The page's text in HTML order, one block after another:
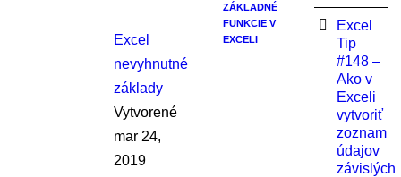
Excel
nevyhnutné
základy
Vytvorené
mar 24,
2019
ZÁKLADNÉ
FUNKCIE V
EXCELI
Excel
Tip
#148 –
Ako v
Exceli
vytvoriť
zoznam
údajov
závislých